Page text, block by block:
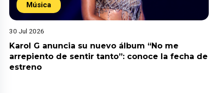
Música
30 Jul 2026
Karol G anuncia su nuevo álbum “No me
arrepiento de sentir tanto”: conoce la fecha de
estreno